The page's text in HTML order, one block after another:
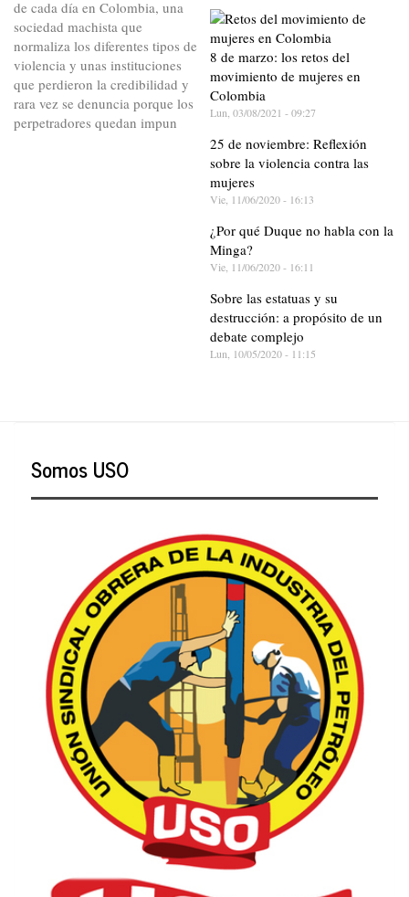
de cada día en Colombia, una
sociedad machista que
normaliza los diferentes tipos de
violencia y unas instituciones
que perdieron la credibilidad y
rara vez se denuncia porque los
perpetradores quedan impun
8 de marzo: los retos del
movimiento de mujeres en
Colombia
Lun, 03/08/2021 - 09:27
25 de noviembre: Reflexión
sobre la violencia contra las
mujeres
Vie, 11/06/2020 - 16:13
¿Por qué Duque no habla con la
Minga?
Vie, 11/06/2020 - 16:11
Sobre las estatuas y su
destrucción: a propósito de un
debate complejo
Lun, 10/05/2020 - 11:15
Somos USO